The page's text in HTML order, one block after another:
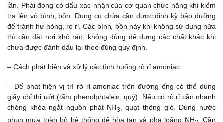
lần. Phải đóng có dấu xác nhận của cơ quan chức năng khi kiểm
tra lên vỏ bình, bồn. Dụng cụ chứa cần được định kỳ bảo dưỡng
để tránh hư hỏng, rò rỉ. Các bình, bồn này khi không sử dụng nữa
thì cần đặt nơi khô ráo, không dùng để đựng các chất khác khi
chưa được đánh dấu lại theo đúng quy định.
– Cách phát hiện và xử lý các tình huống rò rỉ amoniac
– Để phát hiện vị trí rò rỉ amoniac trên đường ống có thể dùng
giấy chỉ thị ướt (tẩm phenolphtalein, quỳ). Nếu có rò rỉ cần nhanh
chóng khóa ngắt nguồn phát NH3, quạt thông gió. Dùng nước
phun mưa toàn bộ hệ thống để hòa tan và pha loãng NH . Cần